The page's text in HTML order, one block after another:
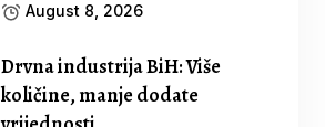
August 8, 2026
Drvna industrija BiH: Više
količine, manje dodate